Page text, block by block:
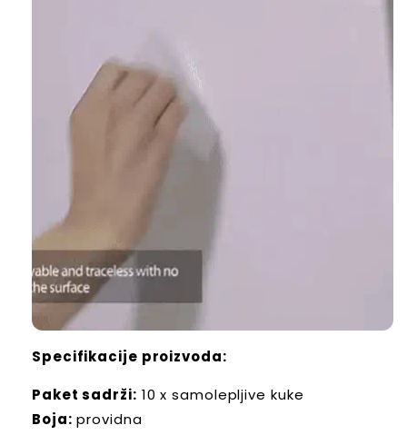
Specifikacije proizvoda:
Paket sadrži: 10 x samolepljive kuke
Boja: providna